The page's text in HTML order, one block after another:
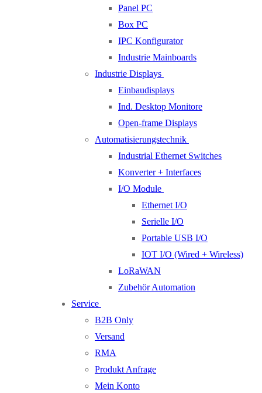
Panel PC
Box PC
IPC Konfigurator
Industrie Mainboards
Industrie Displays
Einbaudisplays
Ind. Desktop Monitore
Open-frame Displays
Automatisierungstechnik
Industrial Ethernet Switches
Konverter + Interfaces
I/O Module
Ethernet I/O
Serielle I/O
Portable USB I/O
IOT I/O (Wired + Wireless)
LoRaWAN
Zubehör Automation
Service
B2B Only
Versand
RMA
Produkt Anfrage
Mein Konto